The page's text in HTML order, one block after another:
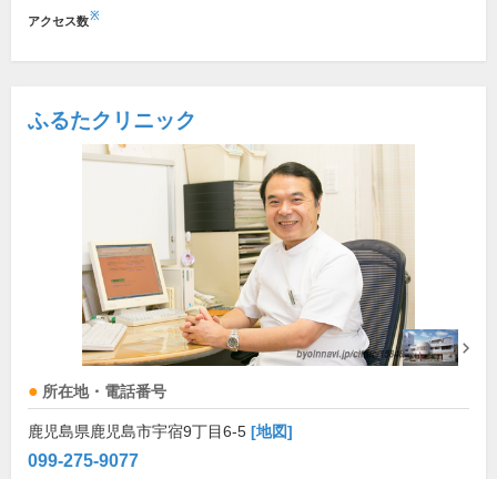
アクセス数※
ふるたクリニック
所在地・電話番号
鹿児島県鹿児島市宇宿9丁目6-5 [地図]
099-275-9077